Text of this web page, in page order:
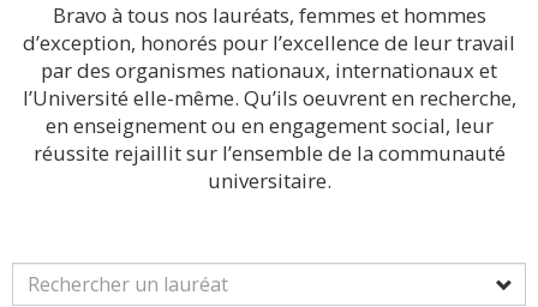
Bravo à tous nos lauréats, femmes et hommes
d’exception, honorés pour l’excellence de leur travail
par des organismes nationaux, internationaux et
l’Université elle-même. Qu’ils oeuvrent en recherche,
en enseignement ou en engagement social, leur
réussite rejaillit sur l’ensemble de la communauté
universitaire.